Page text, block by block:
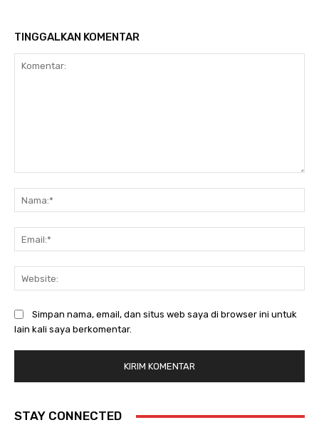
TINGGALKAN KOMENTAR
Simpan nama, email, dan situs web saya di browser ini untuk
lain kali saya berkomentar.
STAY CONNECTED